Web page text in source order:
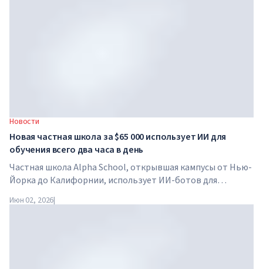
Новости
Новая частная школа за $65 000 использует ИИ для
обучения всего два часа в день
Частная школа Alpha School, открывшая кампусы от Нью-
Йорка до Калифорнии, использует ИИ-ботов для
в день. В школе нет традиционных учителей, домашних
Июн 02, 2026|